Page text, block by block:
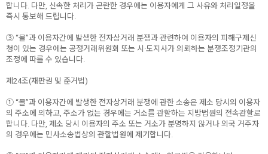
합니다. 다만, 신속한 처리가 곤란한 경우에는 이용자에게 그 사유와 처리일정을
즉시 통보해 드립니다.
③ “몰”과 이용자간에 발생한 전자상거래 분쟁과 관련하여 이용자의 피해구제신
청이 있는 경우에는 공정거래위원회 또는 시·도지사가 의뢰하는 분쟁조정기관의
조정에 따를 수 있습니다.
제24조(재판권 및 준거법)
① “몰”과 이용자간에 발생한 전자상거래 분쟁에 관한 소송은 제소 당시의 이용자
의 주소에 의하고, 주소가 없는 경우에는 거소를 관할하는 지방법원의 전속관할로
합니다. 다만, 제소 당시 이용자의 주소 또는 거소가 분명하지 않거나 외국 거주자
의 경우에는 민사소송법상의 관할법원에 제기합니다.